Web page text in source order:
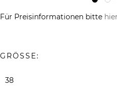
Für Preisinformationen bitte hier
GRÖSSE: